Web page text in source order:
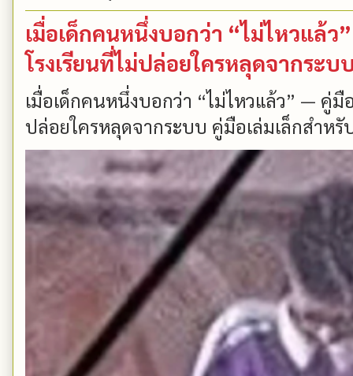
เมื่อเด็กคนหนึ่งบอกว่า “ไม่ไหวแล้
โรงเรียนที่ไม่ปล่อยใครหลุดจากระบ
เมื่อเด็กคนหนึ่งบอกว่า “ไม่ไหวแล้ว” — คู่
ปล่อยใครหลุดจากระบบ คู่มือเล่มเล็กสำหรั